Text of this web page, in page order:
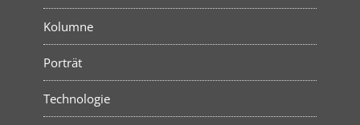
Kolumne
Porträt
Technologie